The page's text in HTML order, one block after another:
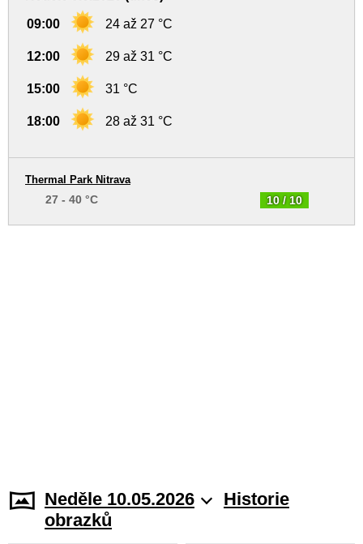
09:00 24 až 27 °C
12:00 29 až 31 °C
15:00 31 °C
18:00 28 až 31 °C
10 / 10
Thermal Park Nitrava
27 - 40 °C
Neděle 10.05.2026
Historie
obrazků